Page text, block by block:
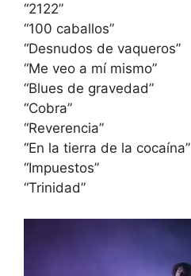
“2122”
“100 caballos”
“Desnudos de vaqueros”
“Me veo a mí mismo”
“Blues de gravedad”
“Cobra”
“Reverencia”
“En la tierra de la cocaína”
“Impuestos”
“Trinidad”